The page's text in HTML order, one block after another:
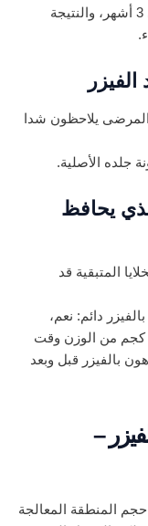
النتائج الوسيطة تظهر خلال شهر إلى 3 أشهر، والنتيجة
إلى أن 50-60% من المرضى يلاحظون شدا
جلده الأصلية.
يحافظ
المتبقية قد
دائم: نعم،
الحفاظ على الوزن ضمن 3-5 كجم من الوزن وقت
بالفيزر قبل وبعد
–
المنطقة المعالجة